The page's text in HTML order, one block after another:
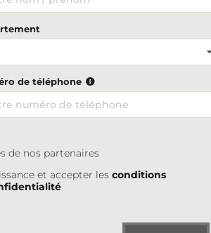
de téléphone
de nos partenaires
et accepter lesconditions